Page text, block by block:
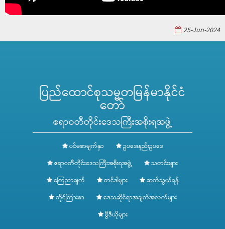
25-Jun-2024
ပြည်ထောင်စုသမ္မတမြန်မာနိုင်ငံ
တော်
ဧရာဝတီတိုင်းဒေသကြီးအစိုးရအဖွဲ့
ပင်မစာမျက်နှာ
ဥပဒေ၊နည်းဥပဒေ
ဧရာဝတီတိုင်းဒေသကြီးအစိုးရအဖွဲ့
သတင်းများ
ကြေညာချက်
တင်ဒါများ
ဆက်သွယ်ရန်
တိုင်ကြားစာ
ဒေသဆိုင်ရာအချက်အလက်များ
ဗွီဒီယိုများ